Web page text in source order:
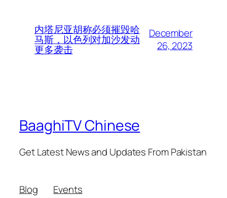
内塔尼亚胡称必须摧毁哈
马斯，以色列对加沙发动
更多袭击
December
26, 2023
BaaghiTV Chinese
Get Latest News and Updates From Pakistan
Blog
Events